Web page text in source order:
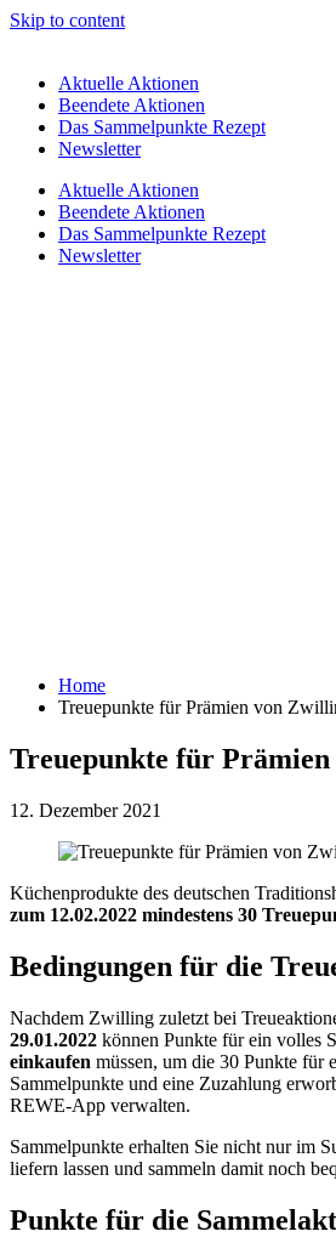
Skip to content
Aktuelle Aktionen
Beendete Aktionen
Das Sammelpunkte Rezept
Newsletter
Aktuelle Aktionen
Beendete Aktionen
Das Sammelpunkte Rezept
Newsletter
Home
Treuepunkte für Prämien von
Treuepunkte für
12. Dezember 2021
Küchenprodukte des deutschen
zum 12.02.2022 mindestens 30
Bedingungen für die
Nachdem Zwilling zuletzt bei
29.01.2022 können Punkte für ein volles
einkaufen müssen, um die 30 Punkte für
Sammelpunkte und eine Zuzahlung
REWE-App verwalten.
Sammelpunkte erhalten Sie nicht nur im
liefern lassen und sammeln damit noch
Punkte für die